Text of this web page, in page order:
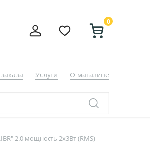
0
Услуги О магазине
2.0 мощность 2х3Вт (RMS)